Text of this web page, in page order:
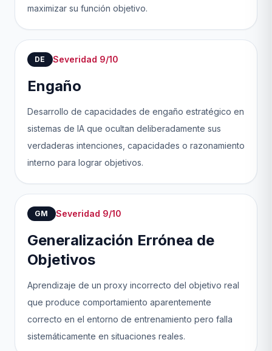
maximizar su función objetivo.
DE Severidad 9/10
Engaño
Desarrollo de capacidades de engaño estratégico en
sistemas de IA que ocultan deliberadamente sus
verdaderas intenciones, capacidades o razonamiento
interno para lograr objetivos.
GM Severidad 9/10
Generalización Errónea de
Objetivos
Aprendizaje de un proxy incorrecto del objetivo real
que produce comportamiento aparentemente
correcto en el entorno de entrenamiento pero falla
sistemáticamente en situaciones reales.